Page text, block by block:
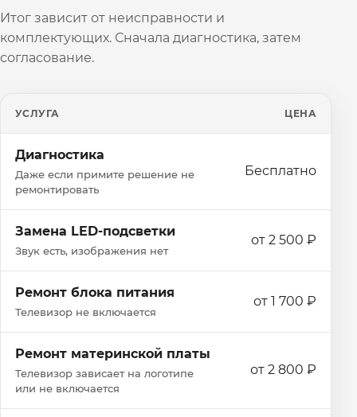
Итог зависит от неисправности и
комплектующих. Сначала диагностика, затем
согласование.
УСЛУГА ЦЕНА
Диагностика
Даже если примите решение не
ремонтировать
Бесплатно
Замена LED-подсветки
Звук есть, изображения нет
от 2 500 ₽
Ремонт блока питания
Телевизор не включается
от 1 700 ₽
Ремонт материнской платы
Телевизор зависает на логотипе
или не включается
от 2 800 ₽